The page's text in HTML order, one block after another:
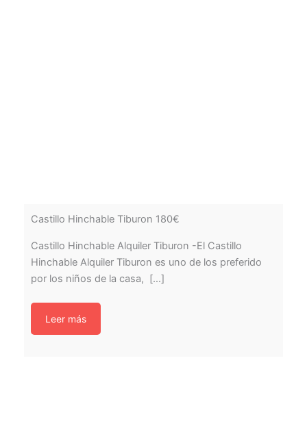
Castillo Hinchable Tiburon 180€
Castillo Hinchable Alquiler Tiburon -El Castillo
Hinchable Alquiler Tiburon es uno de los preferido
por los niños de la casa, [...]
Leer más